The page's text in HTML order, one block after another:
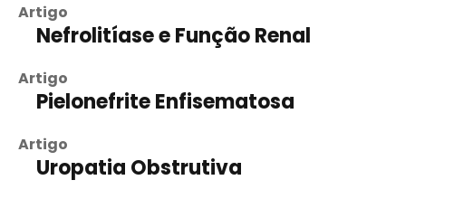
Artigo
Nefrolitíase e Função Renal
Artigo
Pielonefrite Enfisematosa
Artigo
Uropatia Obstrutiva